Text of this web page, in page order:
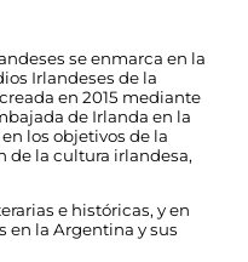
se enmarca en la
Irlandeses de la
en 2015 mediante
de Irlanda en la
los objetivos de la
de la cultura irlandesa,
e históricas, y en
en la Argentina y sus